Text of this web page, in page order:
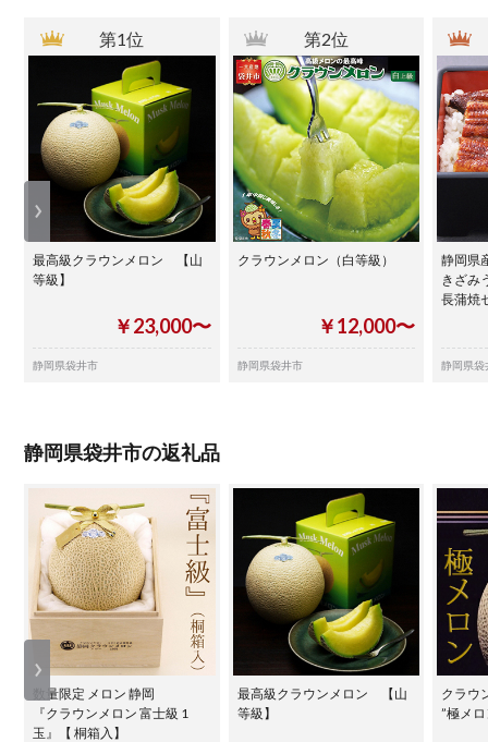
第1位
最高級クラウンメロン 【山
等級】
￥23,000〜
静岡県袋井市
第2位
クラウンメロン（白等級）
￥12,000〜
静岡県袋井市
静岡県
きざみ
長蒲焼
静岡県袋
静岡県袋井市の返礼品
数量限定 メロン 静岡
『クラウンメロン 富士級 1
玉』【 桐箱入】
最高級クラウンメロン 【山
等級】
クラウ
”極メ